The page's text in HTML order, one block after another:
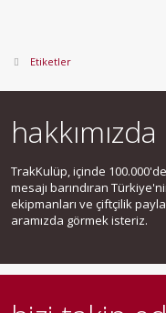
Etiketler
hakkımızda
TrakKulüp, içinde
mesajı barındıran
ekipmanları ve çiftçilik
aramızda görmek isteriz.